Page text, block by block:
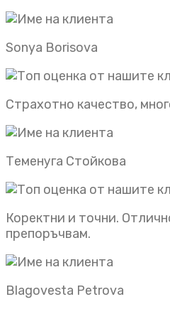
Sonya Borisova
Страхотно качество,
Теменуга Стойкова
Коректни и точни.
препоръчвам.
Blagovesta Petrova